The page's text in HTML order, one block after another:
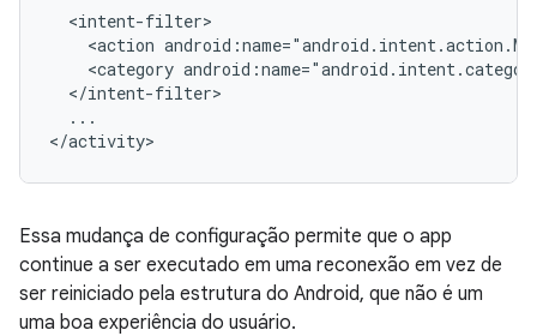
<action
<category
...
</activity>
Essa mudança de configuração permite que o app
continue a ser executado em uma reconexão em vez de
ser reiniciado pela estrutura do Android, que não é um
uma boa experiência do usuário.